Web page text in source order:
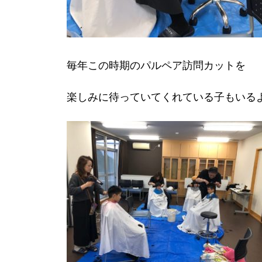
毎年この時期のパルペア訪問カットを
楽しみに待っていてくれている子もいる